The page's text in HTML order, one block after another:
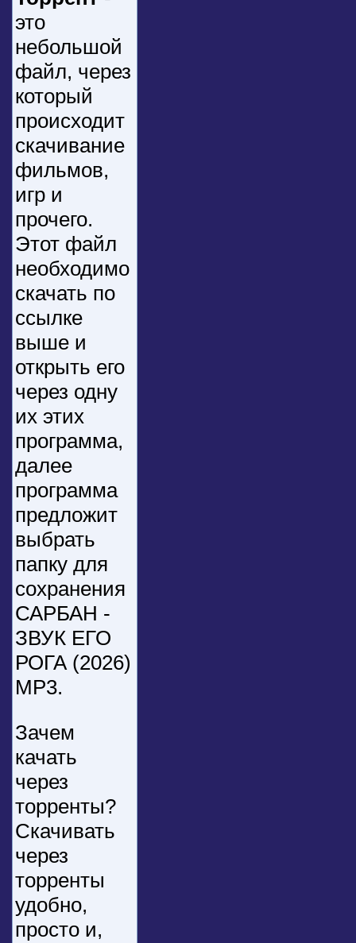
это
небольшой
файл, через
который
происходит
скачивание
фильмов,
игр и
прочего.
Этот файл
необходимо
скачать по
ссылке
выше и
открыть его
через одну
их этих
программа,
далее
программа
предложит
выбрать
папку для
сохранения
САРБАН -
ЗВУК ЕГО
РОГА (2026)
MP3.
Зачем
качать
через
торренты?
Скачивать
через
торренты
удобно,
просто и,